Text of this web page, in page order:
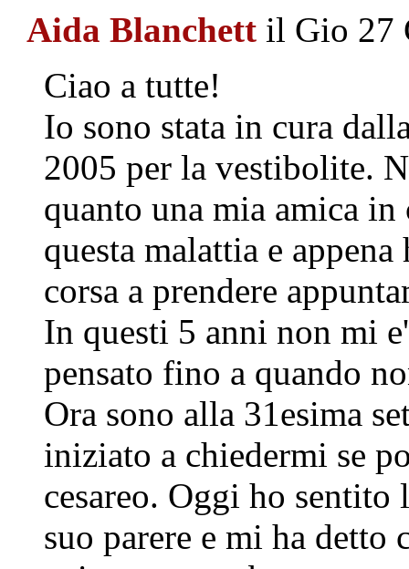
Aida Blanchett il Gio 27
Ciao a tutte!
Io sono stata in cura
2005 per la vestibolite.
quanto una mia amica
questa malattia e
corsa a prendere
In questi 5 anni non mi
pensato fino a quando
Ora sono alla 31esima
iniziato a chiedermi se
cesareo. Oggi ho sentito
suo parere e mi ha